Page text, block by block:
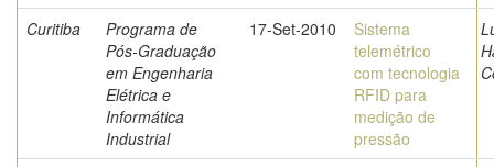
Curitiba
Programa de
Pós-Graduação
em Engenharia
Elétrica e
Informática
Industrial
17-Set-2010
Sistema
telemétrico
com tecnologia
RFID para
medição de
pressão